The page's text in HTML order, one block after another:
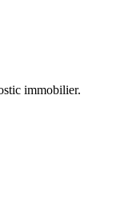
immobilier.